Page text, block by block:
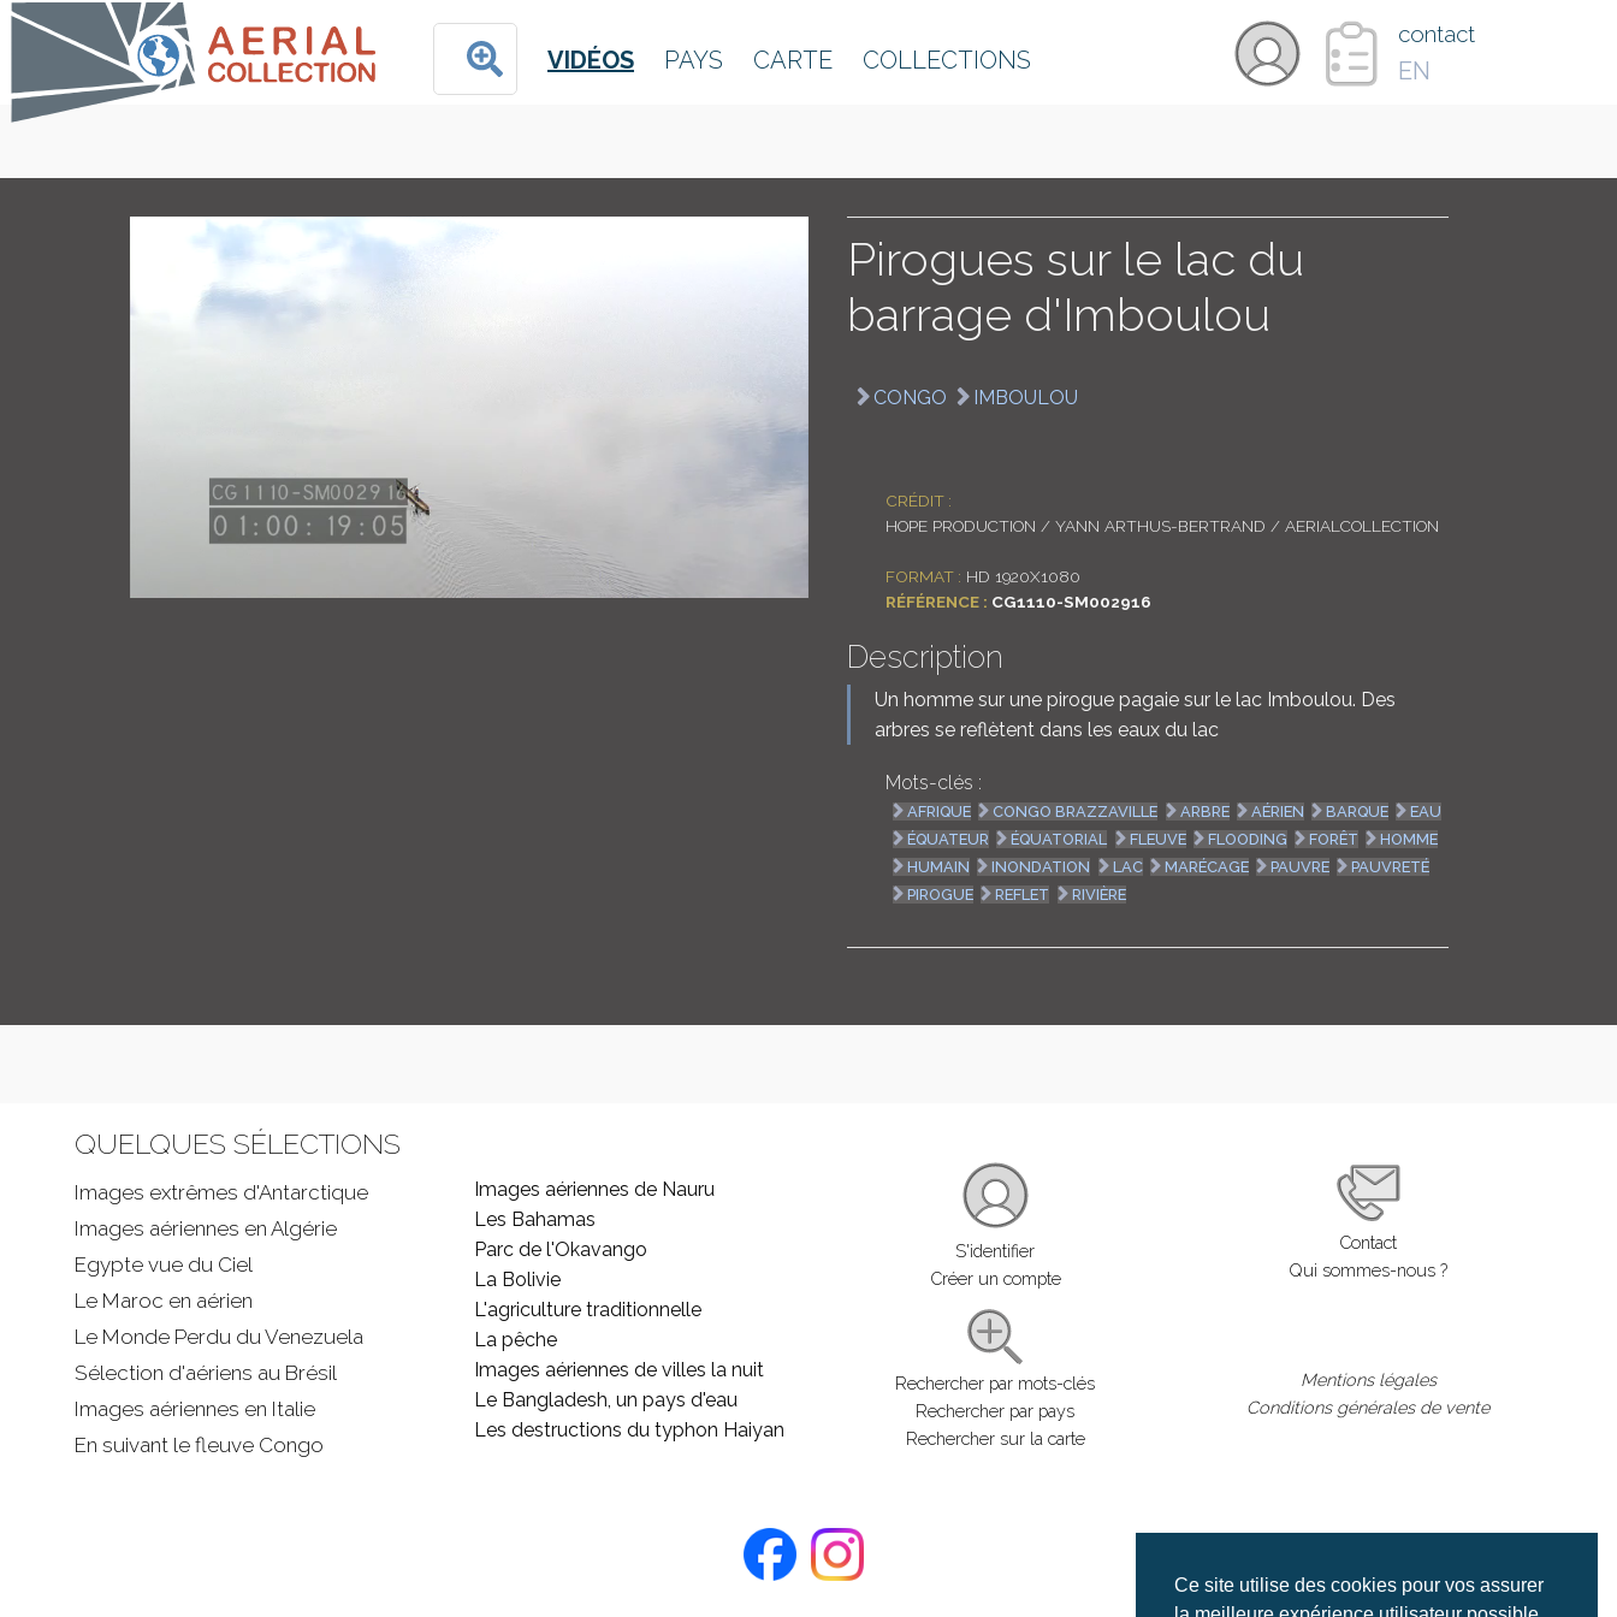
Ce site utilise des cookies pour vos assurer
VIDÉOS PAYS CARTE COLLECTIONS
contact
EN
Pirogues sur le lac du
barrage d'Imboulou
CONGO IMBOULOU
CRÉDIT :
HOPE PRODUCTION / YANN ARTHUS-BERTRAND / AERIALCOLLECTION
FORMAT : HD 1920X1080
RÉFÉRENCE : CG1110-SM002916
Description
Un homme sur une pirogue pagaie sur le lac Imboulou. Des
arbres se reflètent dans les eaux du lac
Mots-clés :
AFRIQUE CONGO BRAZZAVILLE ARBRE AÉRIEN BARQUE
EAU
ÉQUATEUR
ÉQUATORIAL FLEUVE FLOODING FORÊT
HOMME
HUMAIN
INONDATION LAC MARÉCAGE PAUVRE
PAUVRETÉ
PIROGUE
REFLET RIVIÈRE
QUELQUES SÉLECTIONS
Images extrêmes d'Antarctique
Images aériennes en Algérie
Egypte vue du Ciel
Le Maroc en aérien
Le Monde Perdu du Venezuela
Sélection d'aériens au Brésil
Images aériennes en Italie
En suivant le fleuve Congo
Images aériennes de Nauru
Les Bahamas
Parc de l'Okavango
La Bolivie
L'agriculture traditionnelle
La pêche
Images aériennes de villes la nuit
Le Bangladesh, un pays d'eau
Les destructions du typhon Haiyan
S'identifier
Créer un compte
Rechercher par mots-clés
Rechercher par pays
Rechercher sur la carte
Contact
Qui sommes-nous ?
Mentions légales
Conditions générales de vente